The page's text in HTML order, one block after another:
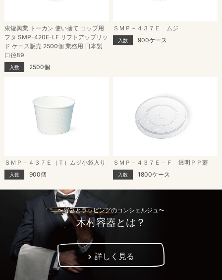
東罐興業 トーカン 使い捨て コップ用
フタ SMP-420E-LF リフトアップリッ
ド ケース販売 2500個 業務用 日本製
口径89
入数 2500個
ＳＭＰ－４３７Ｅ ムジ
入数 900ケース
ＳＭＰ－４３７Ｅ（Ｔ）ムジ小袋入り
入数 900個
ＳＭＰ－４３７Ｅ－Ｆ 透明ＰＰ蓋
入数 1800ケース
〜容器とラッピングのコンシェルジュ〜
木村容器とは？
詳しく見る